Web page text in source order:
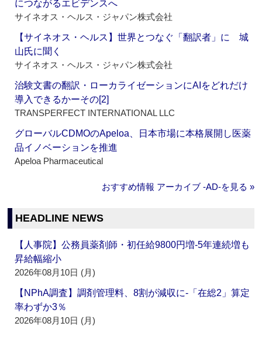
につながるエビデンスへ
サイネオス・ヘルス・ジャパン株式会社
【サイネオス・ヘルス】世界とつなぐ「翻訳者」に 城
山氏に聞く
サイネオス・ヘルス・ジャパン株式会社
治験文書の翻訳・ローカライゼーションにAIをどれだけ
導入できるかーその[2]
TRANSPERFECT INTERNATIONAL LLC
グローバルCDMOのApeloa、日本市場に本格展開し医薬
品イノベーションを推進
Apeloa Pharmaceutical
おすすめ情報 アーカイブ ‐AD‐を見る »
HEADLINE NEWS
【人事院】公務員薬剤師・初任給9800円増‐5年連続増も
昇給幅縮小
2026年08月10日 (月)
【NPhA調査】調剤管理料、8割が減収に‐「在総2」算定
率わずか3％
2026年08月10日 (月)